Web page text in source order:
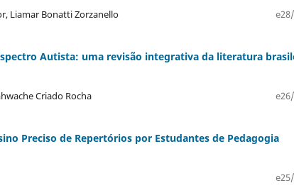
Liamar Bonatti Zorzanello
Autista: uma revisão integrativa da literatura
Criado Rocha
Preciso de Repertórios por Estudantes de Pedagogia